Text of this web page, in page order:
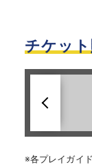
チケッ
※各プレイガイ